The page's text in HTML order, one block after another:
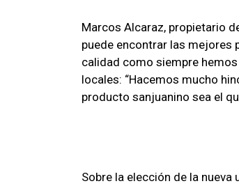
Marcos Alcaraz, propietario
puede encontrar las mejores
calidad como siempre
locales: “Hacemos mucho
producto sanjuanino sea el
Sobre la elección de la nueva